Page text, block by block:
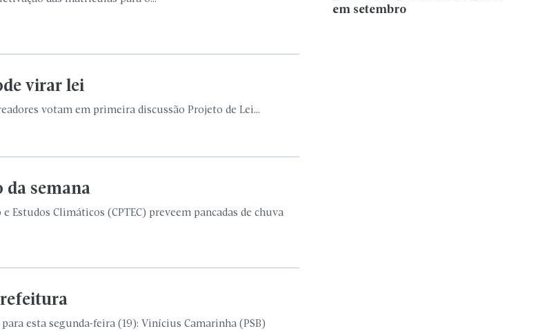
virar lei
votam em primeira discussão Projeto de Lei...
da semana
Estudos Climáticos (CPTEC) preveem pancadas de chuva
esta segunda-feira (19): Vinícius Camarinha (PSB)
em setembro